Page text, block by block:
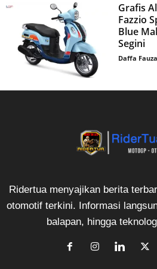
Grafis
Fazzio
Blue
Segini
Daffa
Ridertua menyajikan berita
otomotif terkini. Informasi
balapan, hingga